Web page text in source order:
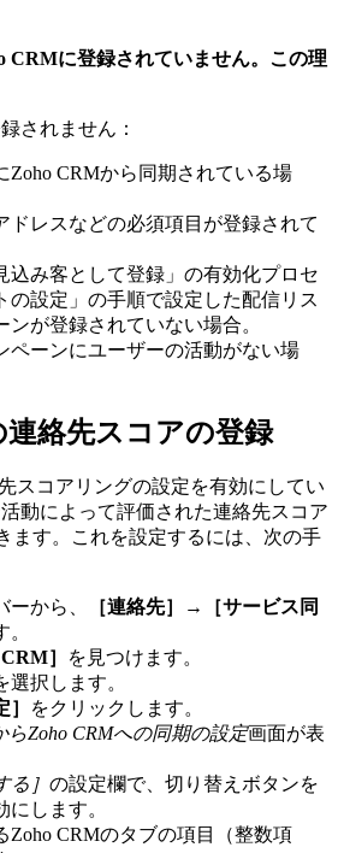
CRMに登録されていません。この理
されません：
Zoho CRMから同期されている場
ドレスなどの必須項目が登録されて
込み客として登録」の有効化プロセ
の設定」の手順で設定した配信リス
ンが登録されていない場合。
ペーンにユーザーの活動がない場
絡先スコアの登録
スコアリングの設定を有効にしてい
動によって評価された連絡先スコア
ます。これを設定するには、次の手
ーから、 ［連絡先］ →
［サービス同
］
を見つけます。
選択します。
］
をクリックします。
らZoho CRMへの同期の設定画面が表
る］ の設定欄で、切り替えボタンを
にします。
Zoho CRMのタブの項目（整数項